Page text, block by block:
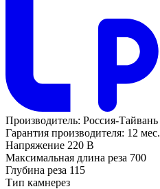
Производитель: Россия-Тайвань
Гарантия производителя: 12 мес.
Напряжение 220 В
Максимальная длина реза 700
Глубина реза 115
Тип камнерез